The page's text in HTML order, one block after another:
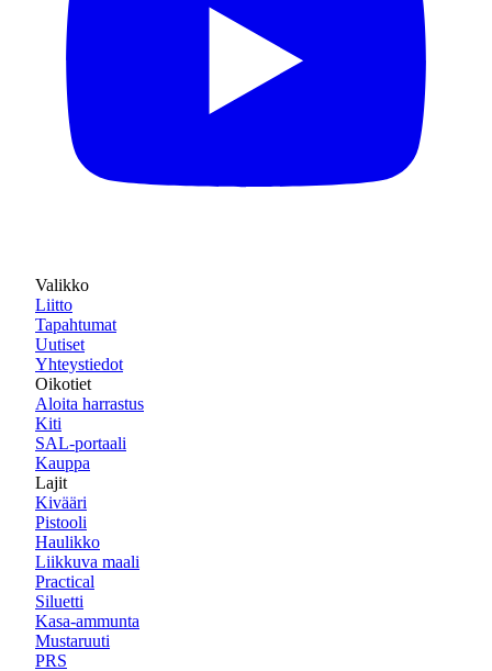
Valikko
Liitto
Tapahtumat
Uutiset
Yhteystiedot
Oikotiet
Aloita harrastus
Kiti
SAL-portaali
Kauppa
Lajit
Kivääri
Pistooli
Haulikko
Liikkuva maali
Practical
Siluetti
Kasa-ammunta
Mustaruuti
PRS